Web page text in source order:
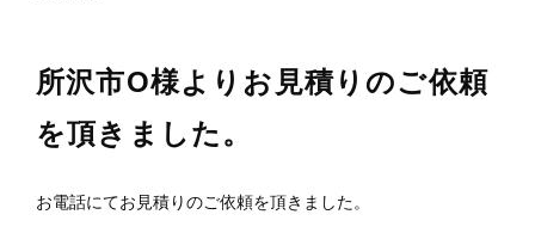
所沢市O様よりお見積りのご依頼
を頂きました。
お電話にてお見積りのご依頼を頂きました。